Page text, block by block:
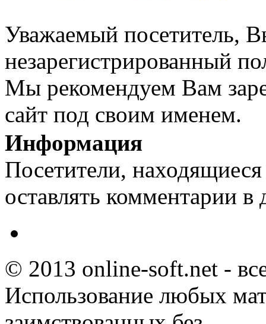
Уважаемый посетитель,
незарегистрированный
Мы рекомендуем Вам
сайт под своим именем.
Информация
Посетители,
оставлять комментарии в
© 2013 online-soft.net -
Использование любых